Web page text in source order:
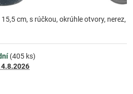
cm, s rúčkou, okrúhle otvory, nerez,
(405 ks)